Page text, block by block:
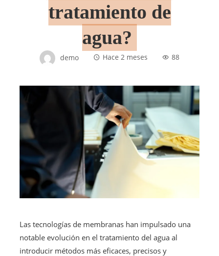
tratamiento de
agua?
demo Hace 2 meses 88
Las tecnologías de membranas han impulsado una
notable evolución en el tratamiento del agua al
introducir métodos más eficaces, precisos y